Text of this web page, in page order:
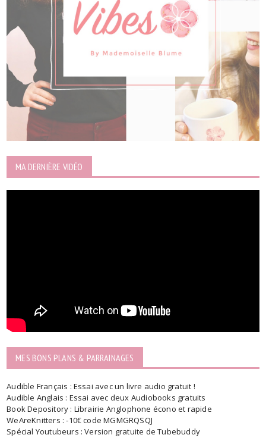
MA DERNIÈRE VIDÉO
MES BONS PLANS & PARRAINAGES
Audible Français : Essai avec un livre audio gratuit !
Audible Anglais : Essai avec deux Audiobooks gratuits
Book Depository : Librairie Anglophone écono et rapide
WeAreKnitters : -10€ code MGMGRQSQJ
Spécial Youtubeurs : Version gratuite de Tubebuddy